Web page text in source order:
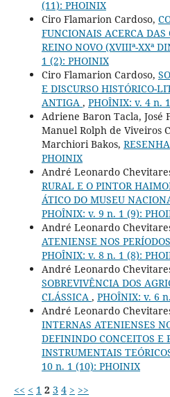
(11): PHOINIX
Ciro Flamarion Cardoso,
FUNCIONAIS ACERCA DAS
REINO NOVO (XVIIIª-XXª
1 (2): PHOINIX
Ciro Flamarion Cardoso,
E DISCURSO HISTÓRICO-
ANTIGA , PHOÎNIX: v. 4 n.
Adriene Baron Tacla, José
Manuel Rolph de Viveiros
Marchiori Bakos,
PHOINIX
André Leonardo
RURAL E O PINTOR
ÁTICO DO MUSEU
PHOÎNIX: v. 9 n. 1 (9):
André Leonardo
ATENIENSE NOS
PHOÎNIX: v. 8 n. 1 (8):
André Leonardo
SOBREVIVÊNCIA DOS
CLÁSSICA , PHOÎNIX: v. 6
André Leonardo
INTERNAS ATENIENSES
DEFININDO CONCEITOS E
INSTRUMENTAIS
10 n. 1 (10): PHOINIX
<< < 1 2 3 4 > >>